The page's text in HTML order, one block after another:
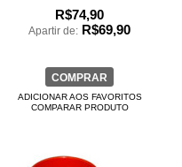
R$74,90
Apartir de: R$69,90
COMPRAR
ADICIONAR AOS FAVORITOS
COMPARAR PRODUTO